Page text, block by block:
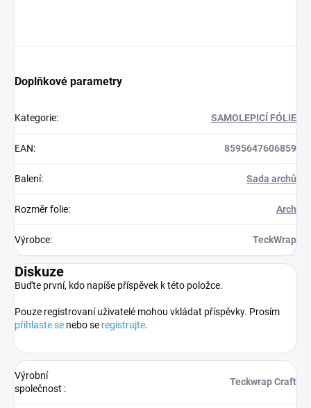
Doplňkové parametry
Kategorie: SAMOLEPICÍ FÓLIE
EAN: 8595647606859
Balení: Sada archů
Rozměr folie: Arch
Výrobce: TeckWrap
Diskuze
Buďte první, kdo napíše příspěvek k této položce.
Pouze registrovaní uživatelé mohou vkládat příspěvky. Prosím
přihlaste se nebo se registrujte.
Výrobní
společnost :
Teckwrap Craft